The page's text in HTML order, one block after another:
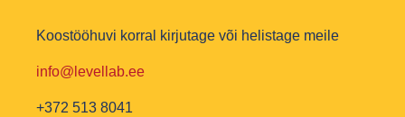
Koostööhuvi korral kirjutage või helistage meile
info@levellab.ee
+372 513 8041